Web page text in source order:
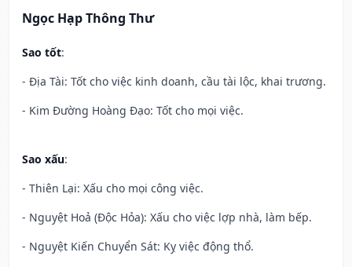
Ngọc Hạp Thông Thư
Sao tốt:
- Địa Tài: Tốt cho việc kinh doanh, cầu tài lộc, khai trương.
- Kim Đường Hoàng Đạo: Tốt cho mọi việc.
Sao xấu:
- Thiên Lại: Xấu cho mọi công việc.
- Nguyệt Hoả (Độc Hỏa): Xấu cho việc lợp nhà, làm bếp.
- Nguyệt Kiến Chuyển Sát: Kỵ việc động thổ.